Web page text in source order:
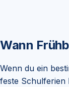
Wann
Wenn du ein
feste Schulferien